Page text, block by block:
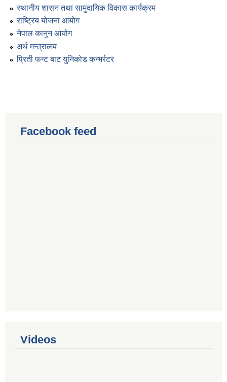
स्थानीय शासन तथा सामुदायिक विकास कार्यक्रम
राष्ट्रिय योजना आयोग
नेपाल कानुन आयोग
अर्थ मन्त्रालय
प्रिती फन्ट बाट युनिकोड कन्भर्रटर
Facebook feed
Videos